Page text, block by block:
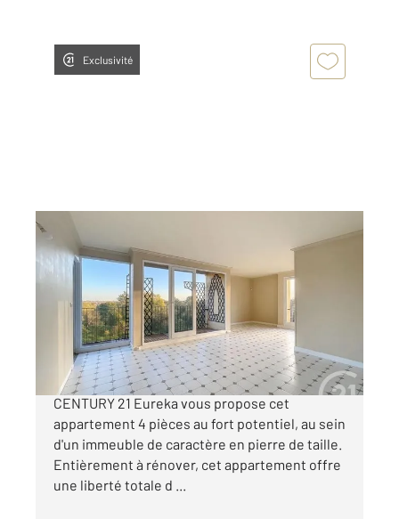
Exclusivité
FRESNES 94
72,79 m2, 4 pièces
Ref : 9945
Appartement F4 à vendre
199 900 €
Situé dans un quartier calme et verdoyant,
CENTURY 21 Eureka vous propose cet
appartement 4 pièces au fort potentiel, au sein
d'un immeuble de caractère en pierre de taille.
Entièrement à rénover, cet appartement offre
une liberté totale d ...